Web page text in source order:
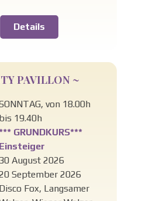
Details
PAVILLON ~
von 18.00h
bis 19.40h
GRUNDKURS***
Einsteiger
30 August 2026
September 2026
Disco Fox, Langsamer